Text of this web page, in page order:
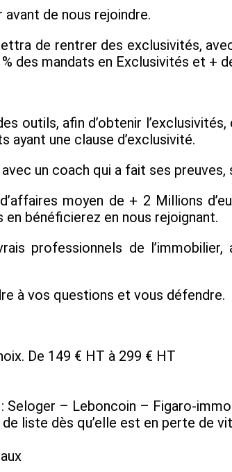
avant de nous rejoindre.
de rentrer des exclusivités,
des mandats en Exclusivités et +
outils, afin d’obtenir
ayant une clause d’exclusivité.
un coach qui a fait ses preuves,
moyen de + 2 Millions
bénéficierez en nous rejoignant.
professionnels de
à vos questions et vous défendre.
De 149 € HT à 299 € HT
Seloger – Leboncoin – Figaro-
liste dès qu’elle est en perte de